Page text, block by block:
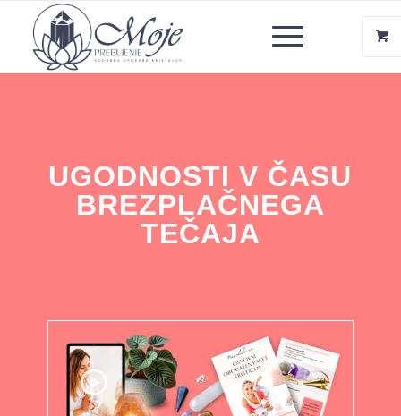
UGODNOSTI V ČASU
BREZPLAČNEGA
TEČAJA